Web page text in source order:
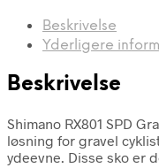
Beskrivelse
Yderligere
Beskrivelse
Shimano RX801 SPD
løsning for gravel
ydeevne. Disse sko er